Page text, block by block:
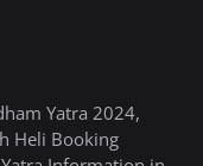
Yatra 2024,
Heli Booking